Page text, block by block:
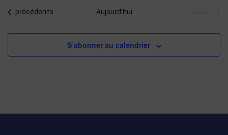
date.Évènements
précédents Aujourd’hui
S’abonner au calendrier